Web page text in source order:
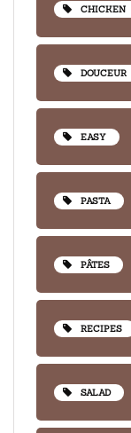
CHICKEN
DOUCEUR
EASY
PASTA
PÂTES
RECIPES
SALAD